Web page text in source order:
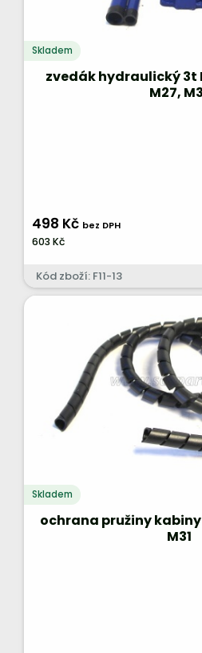
Skladem
zvedák hydraulický 3t
M27,
498 Kč bez DPH
603 Kč
Kód zboží: F11-13
Skladem
ochrana pružiny kabiny
M31